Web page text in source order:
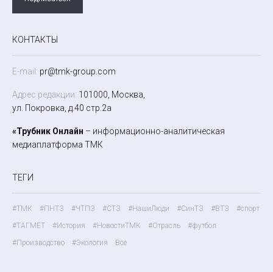
КОНТАКТЫ
E-mail: pr@tmk-group.com
Адрес редакции: 101000, Москва,
ул. Покровка, д.40 стр.2а
«Трубник Онлайн – информационно-аналитическая
медиаплатформа ТМК
ТЕГИ
#ТМК #ПНТЗ #ЧТПЗ #СТЗ #НашиЛюди #СинТЗ #ВТЗ
#спорт
#ТАГМЕТ
#История #НовостиТМК #Отрасль
#футбол
#Производство
#Экология Все